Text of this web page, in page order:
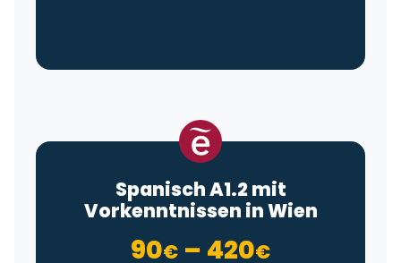
Spanisch A1.2 mit
Vorkenntnissen in Wien
90€ – 420€